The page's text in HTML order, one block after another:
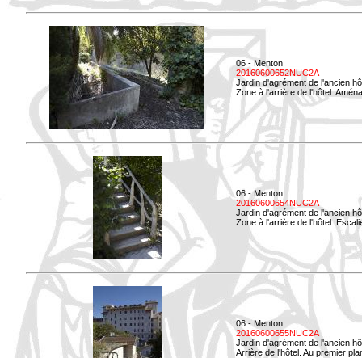
06 - Menton
20160600652NUC2A
Jardin d'agrément de l'ancien
Zone à l'arrière de l'hôtel.
06 - Menton
20160600654NUC2A
Jardin d'agrément de l'ancien
Zone à l'arrière de l'hôtel.
06 - Menton
20160600655NUC2A
Jardin d'agrément de l'ancien
Arrière de l'hôtel. Au premier